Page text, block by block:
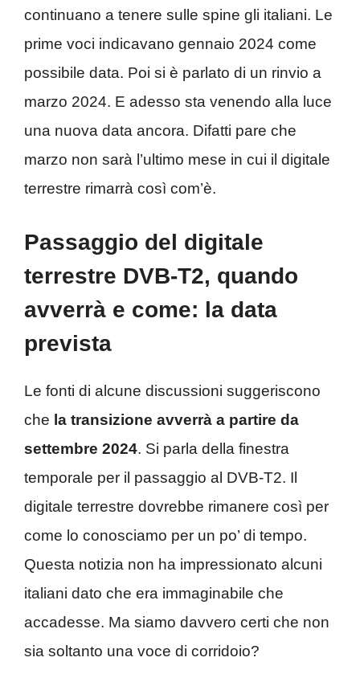
continuano a tenere sulle spine gli italiani. Le
prime voci indicavano gennaio 2024 come
possibile data. Poi si è parlato di un rinvio a
marzo 2024. E adesso sta venendo alla luce
una nuova data ancora. Difatti pare che
marzo non sarà l’ultimo mese in cui il digitale
terrestre rimarrà così com’è.
Passaggio del digitale
terrestre DVB-T2, quando
avverrà e come: la data
prevista
Le fonti di alcune discussioni suggeriscono
che la transizione avverrà a partire da
settembre 2024. Si parla della finestra
temporale per il passaggio al DVB-T2. Il
digitale terrestre dovrebbe rimanere così per
come lo conosciamo per un po’ di tempo.
Questa notizia non ha impressionato alcuni
italiani dato che era immaginabile che
accadesse. Ma siamo davvero certi che non
sia soltanto una voce di corridoio?